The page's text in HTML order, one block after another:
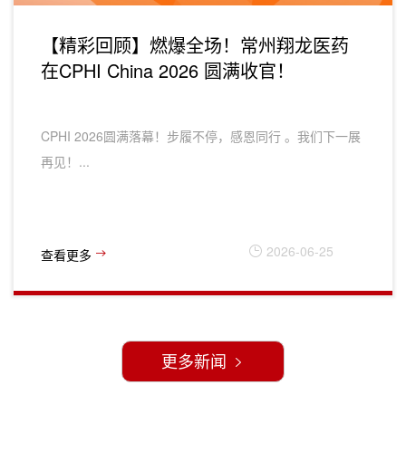
【精彩回顾】燃爆全场！常州翔龙医药
在CPHI China 2026 圆满收官！
CPHI 2026圆满落幕！步履不停，感恩同行 。我们下一展
再见！...
查看更多 2026-06-25
更多新闻